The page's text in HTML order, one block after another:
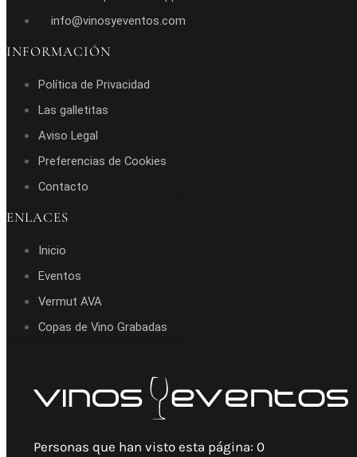
info@vinosyeventos.com
INFORMACIÓN
Política de Privacidad
Las galletitas
Aviso Legal
Preferencias de Cookies
Contacto
ENLACES
Inicio
Eventos
Vermut AVA
Copas de Vino Grabadas
Personas que han visto esta página: 0